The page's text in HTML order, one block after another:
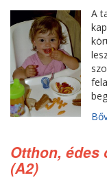
A
Otthon, édes
(A2)